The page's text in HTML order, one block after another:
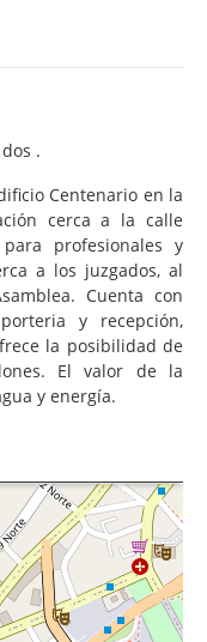
.
Centenario en la
cerca a la calle
profesionales y
a los juzgados, al
Cuenta con
y recepción,
la posibilidad de
El valor de la
y energía.